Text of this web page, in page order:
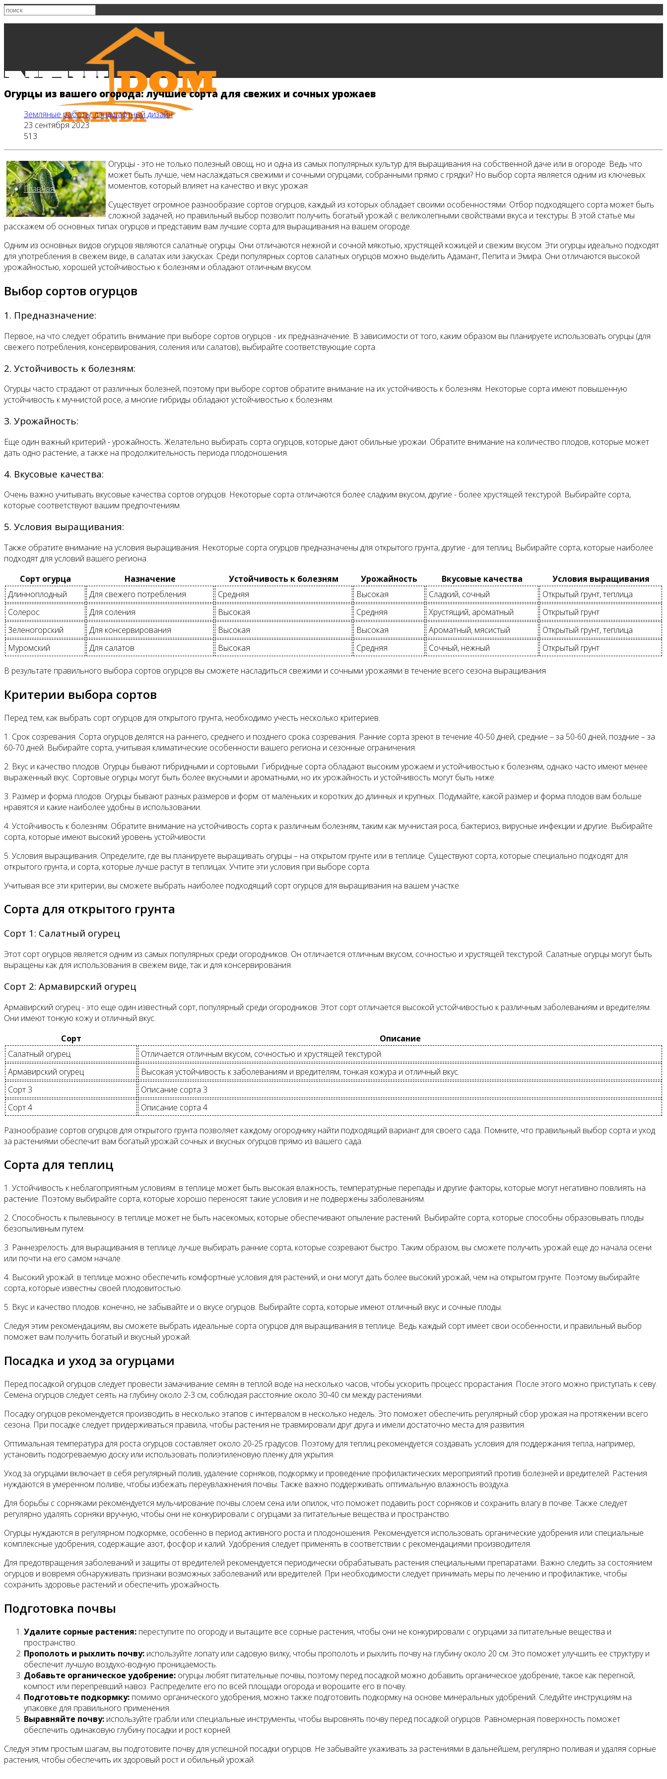
Главная
Все новости
Видео
Огурцы из вашего огорода: лучшие сорта для свежих и сочных урожаев
Земляные работы, ландшафтный дизайн
23 сентября 2023
513
Огурцы - это не только полезный овощ, но и одна из самых популярных культур для выращивания на собственной даче или в огороде. Ведь что
может быть лучше, чем наслаждаться свежими и сочными огурцами, собранными прямо с грядки? Но выбор сорта является одним из ключевых
моментов, который влияет на качество и вкус урожая.
Существует огромное разнообразие сортов огурцов, каждый из которых обладает своими особенностями. Отбор подходящего сорта может быть
сложной задачей, но правильный выбор позволит получить богатый урожай с великолепными свойствами вкуса и текстуры. В этой статье мы
расскажем об основных типах огурцов и представим вам лучшие сорта для выращивания на вашем огороде.
Одним из основных видов огурцов являются салатные огурцы. Они отличаются нежной и сочной мякотью, хрустящей кожицей и свежим вкусом. Эти огурцы идеально подходят
для употребления в свежем виде, в салатах или закусках. Среди популярных сортов салатных огурцов можно выделить Адамант, Пепита и Эмира. Они отличаются высокой
урожайностью, хорошей устойчивостью к болезням и обладают отличным вкусом.
Выбор сортов огурцов
1. Предназначение:
Первое, на что следует обратить внимание при выборе сортов огурцов - их предназначение. В зависимости от того, каким образом вы планируете использовать огурцы (для
свежего потребления, консервирования, соления или салатов), выбирайте соответствующие сорта.
2. Устойчивость к болезням:
Огурцы часто страдают от различных болезней, поэтому при выборе сортов обратите внимание на их устойчивость к болезням. Некоторые сорта имеют повышенную
устойчивость к мучнистой росе, а многие гибриды обладают устойчивостью к болезням.
3. Урожайность:
Еще один важный критерий - урожайность. Желательно выбирать сорта огурцов, которые дают обильные урожаи. Обратите внимание на количество плодов, которые может
дать одно растение, а также на продолжительность периода плодоношения.
4. Вкусовые качества:
Очень важно учитывать вкусовые качества сортов огурцов. Некоторые сорта отличаются более сладким вкусом, другие - более хрустящей текстурой. Выбирайте сорта,
которые соответствуют вашим предпочтениям.
5. Условия выращивания:
Также обратите внимание на условия выращивания. Некоторые сорта огурцов предназначены для открытого грунта, другие - для теплиц. Выбирайте сорта, которые наиболее
подходят для условий вашего региона.
Сорт огурца
Назначение Устойчивость к болезням Урожайность Вкусовые качества
Условия выращивания
Длинноплодный
Для свежего потребления Средняя Высокая Сладкий, сочный
Открытый грунт, теплица
Солерос
Для соления Высокая Средняя Хрустящий, ароматный
Открытый грунт
Зеленогорский
Для консервирования Высокая Высокая Ароматный, мясистый
Открытый грунт, теплица
Муромский
Для салатов Высокая Средняя Сочный, нежный Открытый грунт
В результате правильного выбора сортов огурцов вы сможете насладиться свежими и сочными урожаями в течение всего сезона выращивания.
Критерии выбора сортов
Перед тем, как выбрать сорт огурцов для открытого грунта, необходимо учесть несколько критериев.
1. Срок созревания. Сорта огурцов делятся на раннего, среднего и позднего срока созревания. Ранние сорта зреют в течение 40-50 дней, средние – за 50-60 дней, поздние – за
60-70 дней. Выбирайте сорта, учитывая климатические особенности вашего региона и сезонные ограничения.
2. Вкус и качество плодов. Огурцы бывают гибридными и сортовыми. Гибридные сорта обладают высоким урожаем и устойчивостью к болезням, однако часто имеют менее
выраженный вкус. Сортовые огурцы могут быть более вкусными и ароматными, но их урожайность и устойчивость могут быть ниже.
3. Размер и форма плодов. Огурцы бывают разных размеров и форм: от маленьких и коротких до длинных и крупных. Подумайте, какой размер и форма плодов вам больше
нравятся и какие наиболее удобны в использовании.
4. Устойчивость к болезням. Обратите внимание на устойчивость сорта к различным болезням, таким как мучнистая роса, бактериоз, вирусные инфекции и другие. Выбирайте
сорта, которые имеют высокий уровень устойчивости.
5. Условия выращивания. Определите, где вы планируете выращивать огурцы – на открытом грунте или в теплице. Существуют сорта, которые специально подходят для
открытого грунта, и сорта, которые лучше растут в теплицах. Учтите эти условия при выборе сорта.
Учитывая все эти критерии, вы сможете выбрать наиболее подходящий сорт огурцов для выращивания на вашем участке.
Сорта для открытого грунта
Сорт 1: Салатный огурец
Этот сорт огурцов является одним из самых популярных среди огородников. Он отличается отличным вкусом, сочностью и хрустящей текстурой. Салатные огурцы могут быть
выращены как для использования в свежем виде, так и для консервирования.
Сорт 2: Армавирский огурец
Армавирский огурец - это еще один известный сорт, популярный среди огородников. Этот сорт отличается высокой устойчивостью к различным заболеваниям и вредителям.
Они имеют тонкую кожу и отличный вкус.
Сорт
Описание
Салатный огурец
Отличается отличным вкусом, сочностью и хрустящей текстурой.
Армавирский огурец
Высокая устойчивость к заболеваниям и вредителям, тонкая кожура и отличный вкус.
Сорт 3
Описание сорта 3
Сорт 4
Описание сорта 4
Разнообразие сортов огурцов для открытого грунта позволяет каждому огороднику найти подходящий вариант для своего сада. Помните, что правильный выбор сорта и уход
за растениями обеспечит вам богатый урожай сочных и вкусных огурцов прямо из вашего сада.
Сорта для теплиц
1. Устойчивость к неблагоприятным условиям: в теплице может быть высокая влажность, температурные перепады и другие факторы, которые могут негативно повлиять на
растение. Поэтому выбирайте сорта, которые хорошо переносят такие условия и не подвержены заболеваниям.
2. Способность к пылевыносу: в теплице может не быть насекомых, которые обеспечивают опыление растений. Выбирайте сорта, которые способны образовывать плоды
безопыливным путем.
3. Раннезрелость: для выращивания в теплице лучше выбирать ранние сорта, которые созревают быстро. Таким образом, вы сможете получить урожай еще до начала осени
или почти на его самом начале.
4. Высокий урожай: в теплице можно обеспечить комфортные условия для растений, и они могут дать более высокий урожай, чем на открытом грунте. Поэтому выбирайте
сорта, которые известны своей плодовитостью.
5. Вкус и качество плодов: конечно, не забывайте и о вкусе огурцов. Выбирайте сорта, которые имеют отличный вкус и сочные плоды.
Следуя этим рекомендациям, вы сможете выбрать идеальные сорта огурцов для выращивания в теплице. Ведь каждый сорт имеет свои особенности, и правильный выбор
поможет вам получить богатый и вкусный урожай.
Посадка и уход за огурцами
Перед посадкой огурцов следует провести замачивание семян в теплой воде на несколько часов, чтобы ускорить процесс прорастания. После этого можно приступать к севу.
Семена огурцов следует сеять на глубину около 2-3 см, соблюдая расстояние около 30-40 см между растениями.
Посадку огурцов рекомендуется производить в несколько этапов с интервалом в несколько недель. Это поможет обеспечить регулярный сбор урожая на протяжении всего
сезона. При посадке следует придерживаться правила, чтобы растения не травмировали друг друга и имели достаточно места для развития.
Оптимальная температура для роста огурцов составляет около 20-25 градусов. Поэтому для теплиц рекомендуется создавать условия для поддержания тепла, например,
установить подогреваемую доску или использовать полиэтиленовую пленку для укрытия.
Уход за огурцами включает в себя регулярный полив, удаление сорняков, подкормку и проведение профилактических мероприятий против болезней и вредителей. Растения
нуждаются в умеренном поливе, чтобы избежать переувлажнения почвы. Также важно поддерживать оптимальную влажность воздуха.
Для борьбы с сорняками рекомендуется мульчирование почвы слоем сена или опилок, что поможет подавить рост сорняков и сохранить влагу в почве. Также следует
регулярно удалять сорняки вручную, чтобы они не конкурировали с огурцами за питательные вещества и пространство.
Огурцы нуждаются в регулярном подкормке, особенно в период активного роста и плодоношения. Рекомендуется использовать органические удобрения или специальные
комплексные удобрения, содержащие азот, фосфор и калий. Удобрения следует применять в соответствии с рекомендациями производителя.
Для предотвращения заболеваний и защиты от вредителей рекомендуется периодически обрабатывать растения специальными препаратами. Важно следить за состоянием
огурцов и вовремя обнаруживать признаки возможных заболеваний или вредителей. При необходимости следует принимать меры по лечению и профилактике, чтобы
сохранить здоровье растений и обеспечить урожайность.
Подготовка почвы
Удалите сорные растения: переступите по огороду и вытащите все сорные растения, чтобы они не конкурировали с огурцами за питательные вещества и
пространство.
Прополоть и рыхлить почву: используйте лопату или садовую вилку, чтобы прополоть и рыхлить почву на глубину около 20 см. Это поможет улучшить ее структуру и
обеспечит лучшую воздухо-водную проницаемость.
Добавьте органическое удобрение: огурцы любят питательные почвы, поэтому перед посадкой можно добавить органическое удобрение, такое как перегной,
компост или перепревший навоз. Распределите его по всей площади огорода и ворошите его в почву.
Подготовьте подкормку: помимо органического удобрения, можно также подготовить подкормку на основе минеральных удобрений. Следуйте инструкциям на
упаковке для правильного применения.
Выравняйте почву: используйте грабли или специальные инструменты, чтобы выровнять почву перед посадкой огурцов. Равномерная поверхность поможет
обеспечить одинаковую глубину посадки и рост корней.
Следуя этим простым шагам, вы подготовите почву для успешной посадки огурцов. Не забывайте ухаживать за растениями в дальнейшем, регулярно поливая и удаляя сорные
растения, чтобы обеспечить их здоровый рост и обильный урожай.